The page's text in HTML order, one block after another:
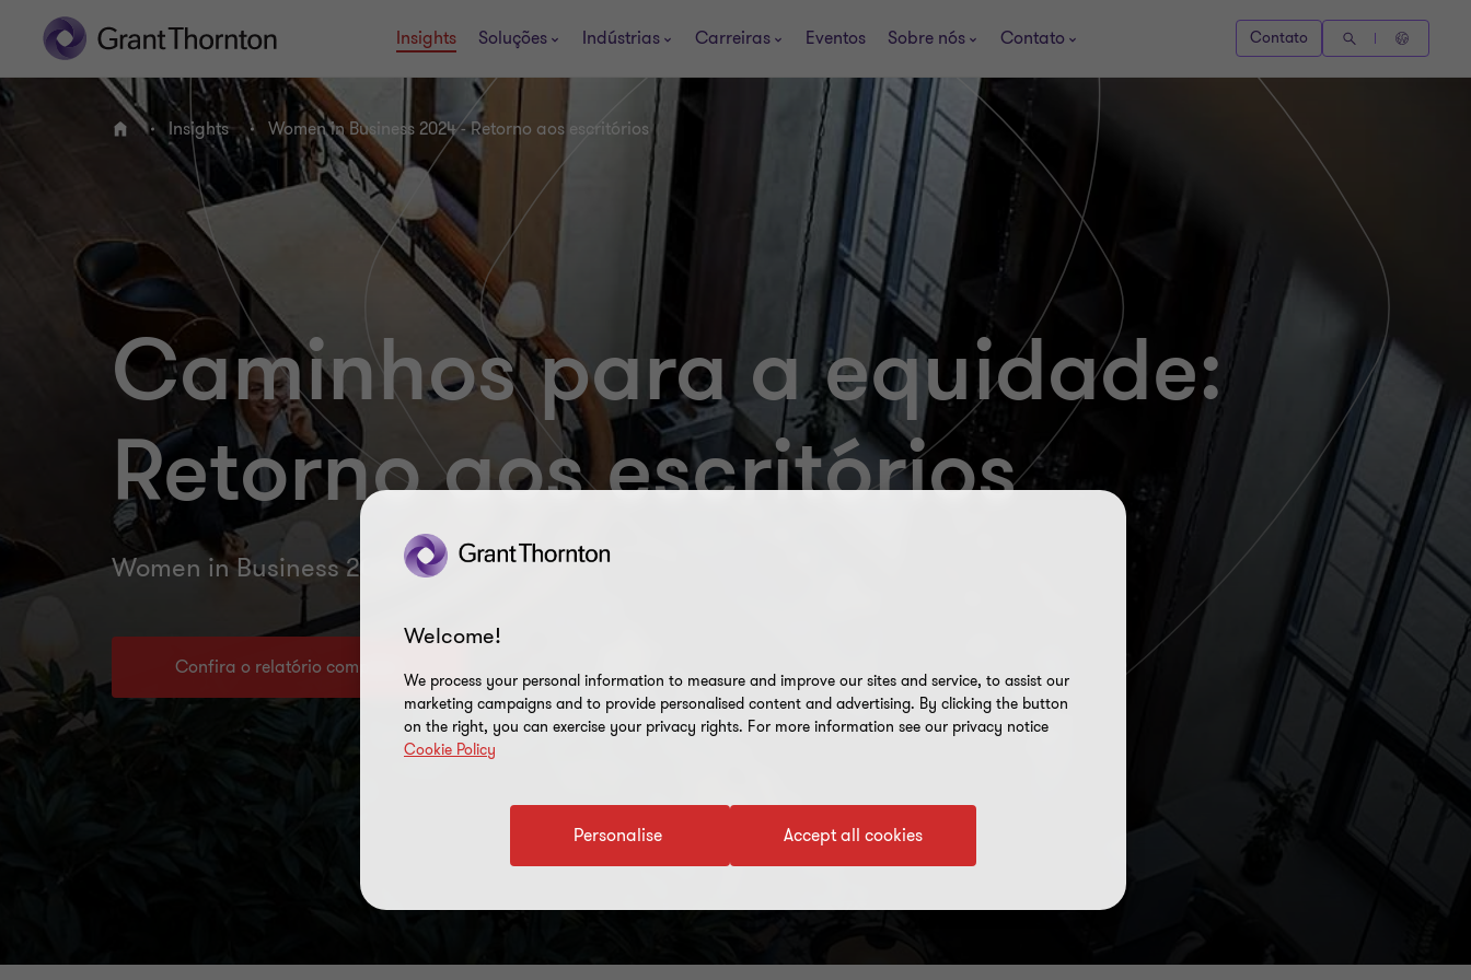
Insights Soluções Indústrias Carreiras Eventos Sobre nós Contato Contato
HOME Insights Women in Business 2024 - Retorno aos escritórios
Caminhos para a equidade:
Retorno aos escritórios
Women in Business 2024
Confira o relatório completo
Welcome!
We process your personal information to measure and improve our sites and service, to assist our
marketing campaigns and to provide personalised content and advertising. By clicking the button
on the right, you can exercise your privacy rights. For more information see our privacy notice
Cookie Policy
Accept all cookies
Personalise